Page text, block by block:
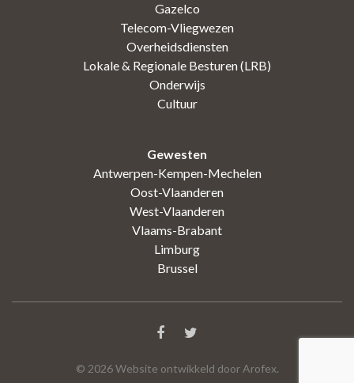
Gazelco
Telecom-Vliegwezen
Overheidsdiensten
Lokale & Regionale Besturen (LRB)
Onderwijs
Cultuur
Gewesten
Antwerpen-Kempen-Mechelen
Oost-Vlaanderen
West-Vlaanderen
Vlaams-Brabant
Limburg
Brussel
© 2026Website ontwikkeld door Arofex.